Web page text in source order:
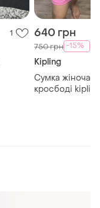
1 640 грн
750 грн -15%
Kipling
Сумка жіноча
кросбоді kipling